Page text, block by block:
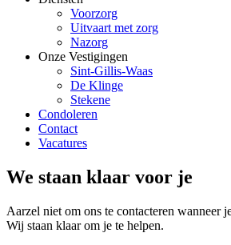
Voorzorg
Uitvaart met zorg
Nazorg
Onze Vestigingen
Sint-Gillis-Waas
De Klinge
Stekene
Condoleren
Contact
Vacatures
We staan klaar voor je
Aarzel niet om ons te contacteren wanneer
Wij staan klaar om je te helpen.